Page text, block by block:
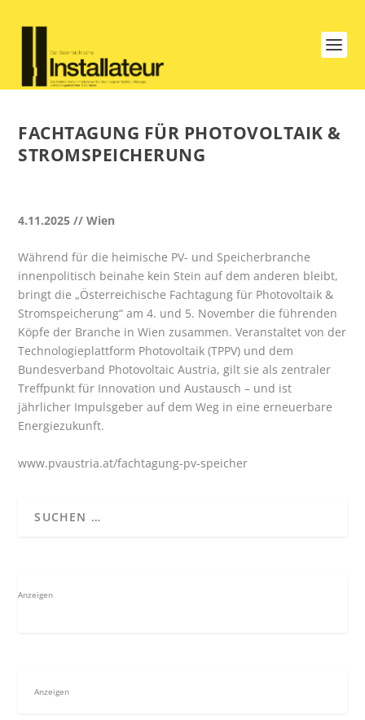
FACHTAGUNG FÜR PHOTOVOLTAIK &
STROMSPEICHERUNG
4.11.2025 // Wien
Während für die heimische PV- und Speicherbranche
innenpolitisch beinahe kein Stein auf dem anderen bleibt,
bringt die „Österreichische Fachtagung für Photovoltaik &
Stromspeicherung“ am 4. und 5. November die führenden
Köpfe der Branche in Wien zusammen. Veranstaltet von der
Technologieplattform Photovoltaik (TPPV) und dem
Bundesverband Photovoltaic Austria, gilt sie als zentraler
Treffpunkt für Innovation und Austausch – und ist
jährlicher Impulsgeber auf dem Weg in eine erneuerbare
Energiezukunft.
www.pvaustria.at/fachtagung-pv-speicher
Anzeigen
Anzeigen